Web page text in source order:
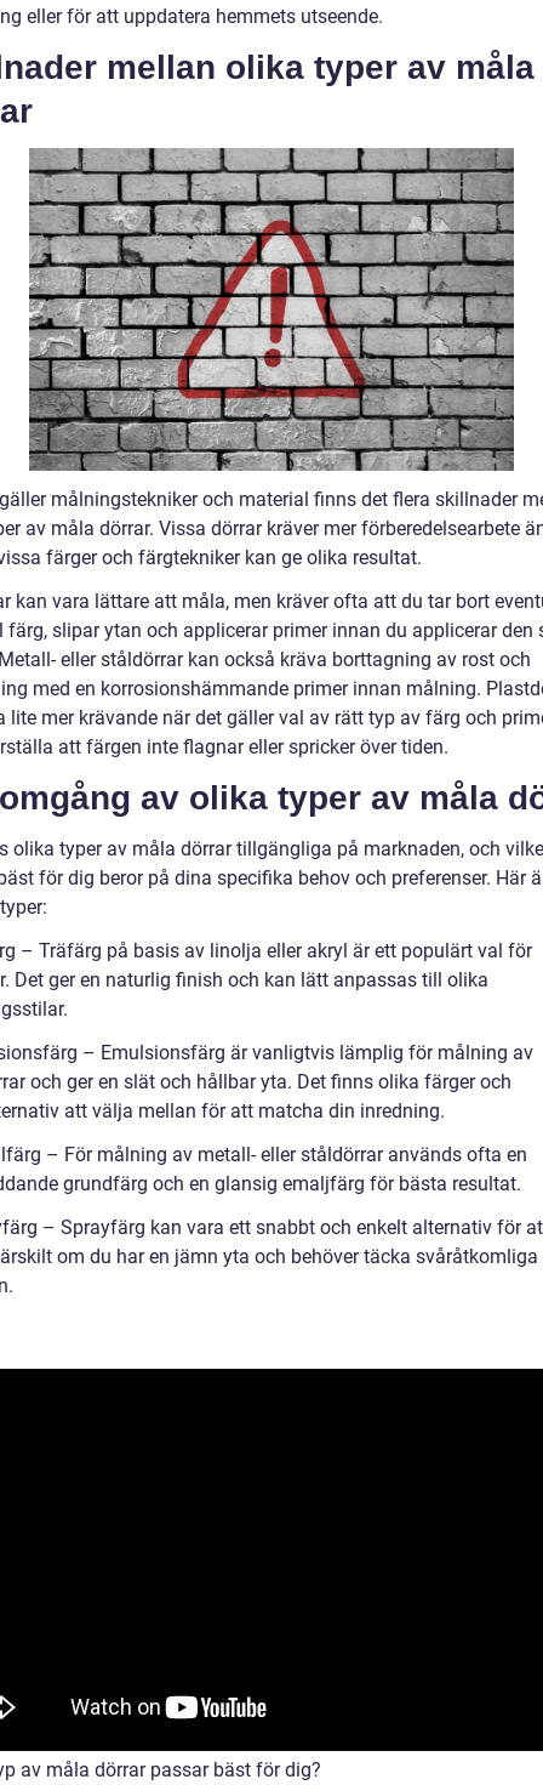
eller för att uppdatera hemmets utseende.
mellan olika typer av måla
målningstekniker och material finns det flera skillnader
av måla dörrar. Vissa dörrar kräver mer förberedelsearbete
färger och färgtekniker kan ge olika resultat.
kan vara lättare att måla, men kräver ofta att du tar bort
färg, slipar ytan och applicerar primer innan du applicerar den
eller ståldörrar kan också kräva borttagning av rost och
med en korrosionshämmande primer innan målning.
lite mer krävande när det gäller val av rätt typ av färg och
att färgen inte flagnar eller spricker över tiden.
av olika typer av måla
olika typer av måla dörrar tillgängliga på marknaden, och
för dig beror på dina specifika behov och preferenser. Här
– Träfärg på basis av linolja eller akryl är ett populärt val för
Det ger en naturlig finish och kan lätt anpassas till olika
– Emulsionsfärg är vanligtvis lämplig för målning av
och ger en slät och hållbar yta. Det finns olika färger och
att välja mellan för att matcha din inredning.
– För målning av metall- eller ståldörrar används ofta en
grundfärg och en glansig emaljfärg för bästa resultat.
– Sprayfärg kan vara ett snabbt och enkelt alternativ för
om du har en jämn yta och behöver täcka svåråtkomliga
av måla dörrar passar bäst för dig?